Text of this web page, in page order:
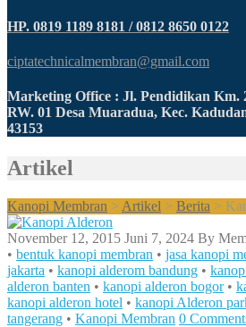
HP. 0819 1189 8181 / 0812 8650 0122
ciptatechnicalmembran@gmail.com
Marketing Office : Jl. Pendidikan Km.
RW. 01 Desa Muaradua, Kec.
43153
Artikel
Kanopi Membran > Artikel > Berita >
November 12, 2015 Juni 7, 2024 By
• bentuk kanopi membran • jasa kanopi
jakarta • kanopi alderom bandung •
alderon banten • kanopi alderon bogor•
kanopi alderon hotel • kanopi Alderon
tangerang • Kanopi Membran 0